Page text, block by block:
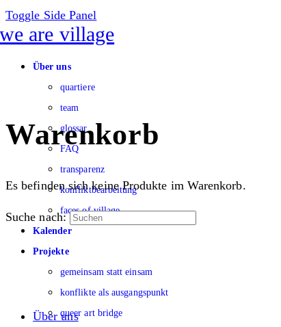
Toggle Side Panel
Über uns
quartiere
team
glossar
FAQ
transparenz
konfliktbearbeitung
faces of village
Kalender
Projekte
gemeinsam statt einsam
konflikte als ausgangspunkt
queer art bridge
Warenkorb
Es befinden sich keine Produkte im Warenkorb.
Suche nach:
Über uns